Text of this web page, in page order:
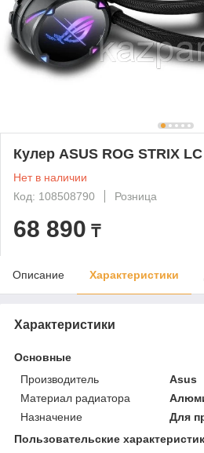
Кулер ASUS ROG STRIX
Нет в наличии
Код: 108508790
Розница
68 890 ₸
Описание Характеристики
Характеристики
Основные
Производитель
Asus
Материал радиатора
Назначение
Для
Пользовательские